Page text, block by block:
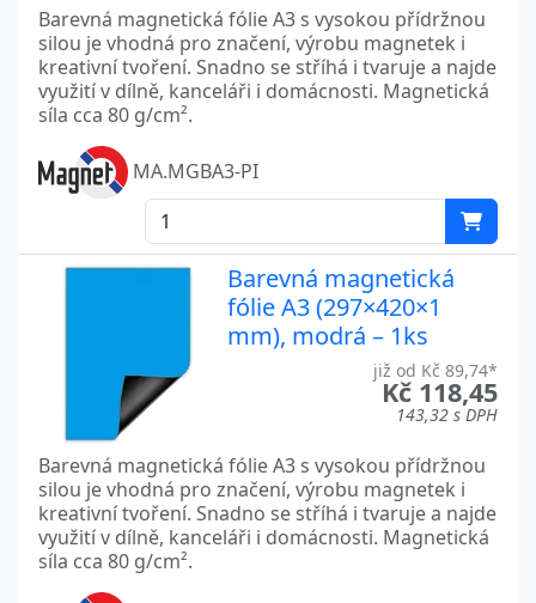
Barevná magnetická fólie A3 s vysokou přídržnou
silou je vhodná pro značení, výrobu magnetek i
kreativní tvoření. Snadno se stříhá i tvaruje a najde
využití v dílně, kanceláři i domácnosti. Magnetická
síla cca 80 g/cm².
MA.MGBA3-PI
Barevná magnetická
fólie A3 (297×420×1
mm), modrá – 1ks
již od Kč 89,74*
Kč 118,45
143,32 s DPH
Barevná magnetická fólie A3 s vysokou přídržnou
silou je vhodná pro značení, výrobu magnetek i
kreativní tvoření. Snadno se stříhá i tvaruje a najde
využití v dílně, kanceláři i domácnosti. Magnetická
síla cca 80 g/cm².